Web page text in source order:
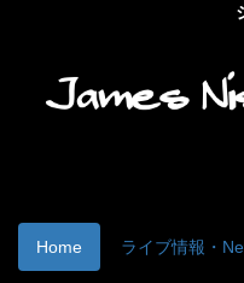
Home ライブ情報・